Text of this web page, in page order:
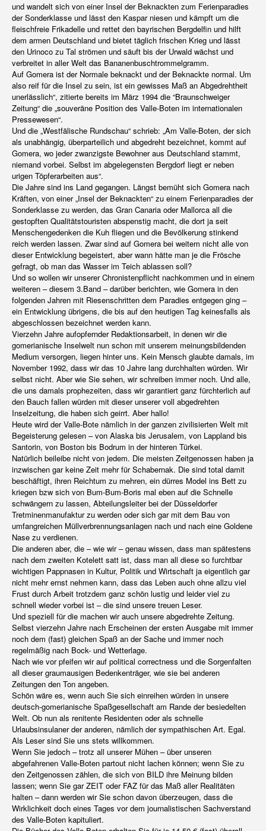
und wandelt sich von einer Insel der Beknackten zum Ferienparadies
der Sonderklasse und lässt den Kaspar niesen und kämpft um die
fleischfreie Frikadelle und rettet den bayrischen Bergdelfin und hilft
dem armen Deutschland und bietet täglich frischen Krieg und lässt
den Urinoco zu Tal strömen und säuft bis der Urwald wächst und
verbreitet in aller Welt das Bananenbuschtrommelgramm.
Auf Gomera ist der Normale beknackt und der Beknackte normal. Um
also reif für die Insel zu sein, ist ein gewisses Maß an Abgedrehtheit
unerlässlich“, zitierte bereits im März 1994 die “Braunschweiger
Zeitung“ die „souveräne Position des Valle-Boten im internationalen
Pressewesen“.
Und die „Westfälische Rundschau“ schrieb: „Am Valle-Boten, der sich
als unabhängig, überparteilich und abgedreht bezeichnet, kommt auf
Gomera, wo jeder zwanzigste Bewohner aus Deutschland stammt,
niemand vorbei. Selbst im abgelegensten Bergdorf liegt er neben
urigen Töpferarbeiten aus“.
Die Jahre sind ins Land gegangen. Längst bemüht sich Gomera nach
Kräften, von einer „Insel der Beknackten“ zu einem Ferienparadies der
Sonderklasse zu werden, das Gran Canaria oder Mallorca all die
gestopften Qualitätstouristen abspenstig macht, die dort ja seit
Menschengedenken die Kuh fliegen und die Bevölkerung stinkend
reich werden lassen. Zwar sind auf Gomera bei weitem nicht alle von
dieser Entwicklung begeistert, aber wann hätte man je die Frösche
gefragt, ob man das Wasser im Teich ablassen soll?
Und so wollen wir unserer Chronistenpflicht nachkommen und in einem
weiteren – diesem 3.Band – darüber berichten, wie Gomera in den
folgenden Jahren mit Riesenschritten dem Paradies entgegen ging –
ein Entwicklung übrigens, die bis auf den heutigen Tag keinesfalls als
abgeschlossen bezeichnet werden kann.
Vierzehn Jahre aufopfernder Redaktionsarbeit, in denen wir die
gomerianische Inselwelt nun schon mit unserem meinungsbildenden
Medium versorgen, liegen hinter uns. Kein Mensch glaubte damals, im
November 1992, dass wir das 10 Jahre lang durchhalten würden. Wir
selbst nicht. Aber wie Sie sehen, wir schreiben immer noch. Und alle,
die uns damals prophezeiten, dass wir garantiert ganz fürchterlich auf
den Bauch fallen würden mit dieser unserer voll abgedrehten
Inselzeitung, die haben sich geirrt. Aber hallo!
Heute wird der Valle-Bote nämlich in der ganzen zivilisierten Welt mit
Begeisterung gelesen – von Alaska bis Jerusalem, von Lappland bis
Santorin, von Boston bis Bodrum in der hinteren Türkei.
Natürlich beileibe nicht von jedem. Die meisten Zeitgenossen haben ja
inzwischen gar keine Zeit mehr für Schabernak. Die sind total damit
beschäftigt, ihren Reichtum zu mehren, ein dürres Model ins Bett zu
kriegen bzw sich von Bum-Bum-Boris mal eben auf die Schnelle
schwängern zu lassen, Abteilungsleiter bei der Düsseldorfer
Tretminenmanufaktur zu werden oder sich gar mit dem Bau von
umfangreichen Müllverbrennungsanlagen nach und nach eine Goldene
Nase zu verdienen.
Die anderen aber, die – wie wir – genau wissen, dass man spätestens
nach dem zweiten Kotelett satt ist, dass man all diese so furchtbar
wichtigen Pappnasen in Kultur, Politik und Wirtschaft ja eigentlich gar
nicht mehr ernst nehmen kann, dass das Leben auch ohne allzu viel
Frust durch Arbeit trotzdem ganz schön lustig und leider viel zu
schnell wieder vorbei ist – die sind unsere treuen Leser.
Und speziell für die machen wir auch unsere abgedrehte Zeitung.
Selbst vierzehn Jahre nach Erscheinen der ersten Ausgabe mit immer
noch dem (fast) gleichen Spaß an der Sache und immer noch
regelmäßig nach Bock- und Wetterlage.
Nach wie vor pfeifen wir auf political correctness und die Sorgenfalten
all dieser graumausigen Bedenkenträger, wie sie bei anderen
Zeitungen den Ton angeben.
Schön wäre es, wenn auch Sie sich einreihen würden in unsere
deutsch-gomerianische Spaßgesellschaft am Rande der besiedelten
Welt. Ob nun als renitente Residenten oder als schnelle
Urlaubsinsulaner der anderen, nämlich der sympathischen Art. Egal.
Als Leser sind Sie uns stets willkommen.
Wenn Sie jedoch – trotz all unserer Mühen – über unseren
abgefahrenen Valle-Boten partout nicht lachen können; wenn Sie zu
den Zeitgenossen zählen, die sich von BILD ihre Meinung bilden
lassen; wenn Sie gar ZEIT oder FAZ für das Maß aller Realitäten
halten – dann werden wir Sie schon davon überzeugen, dass die
Wirklichkeit doch eines Tages vor dem journalistischen Sachverstand
des Valle-Boten kapituliert.